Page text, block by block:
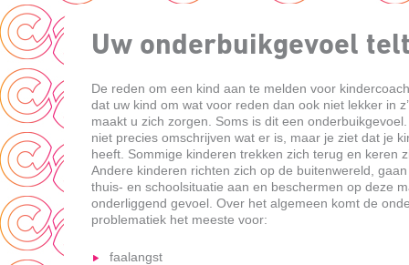
Uw onderbuikgevoel
De reden om een kind aan te melden voor
dat uw kind om wat voor reden dan ook niet lekker in
maakt u zich zorgen. Soms is dit een
niet precies omschrijven wat er is, maar je ziet dat je
heeft. Sommige kinderen trekken zich terug en keren
Andere kinderen richten zich op de buitenwereld,
thuis- en schoolsituatie aan en beschermen op deze
onderliggend gevoel. Over het algemeen komt de
problematiek het meeste voor:
faalangst